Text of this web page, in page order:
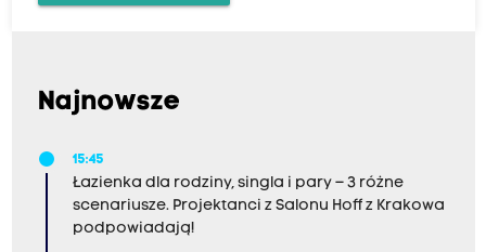
Najnowsze
15:45
Łazienka dla rodziny, singla i pary – 3 różne
scenariusze. Projektanci z Salonu Hoff z Krakowa
podpowiadają!